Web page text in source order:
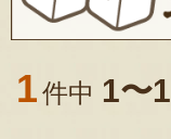
1件中 1〜1